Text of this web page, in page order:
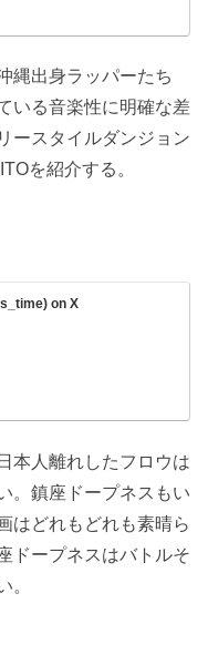
縄出身ラッパーたち
いる音楽性に明確な差
ースタイルダンジョン
を紹介する。
on X
本人離れしたフロウは
。鎮座ドープネスもい
はどれもどれも素晴ら
ドープネスはバトルそ
。